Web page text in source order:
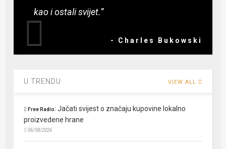
kao i ostali svijet.”
- Charles Bukowski
U TRENDU VIEW ALL
Free Radio:Jačati svijest o značaju kupovine lokalno
proizvedene hrane
06/08/2026